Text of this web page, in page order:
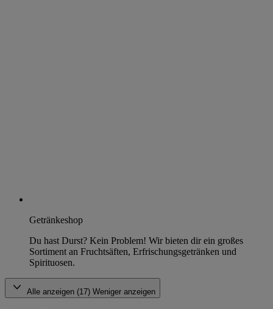
Getränkeshop
Du hast Durst? Kein Problem! Wir bieten dir ein großes
Sortiment an Fruchtsäften, Erfrischungsgetränken und
Spirituosen.
Alle anzeigen (17) Weniger anzeigen